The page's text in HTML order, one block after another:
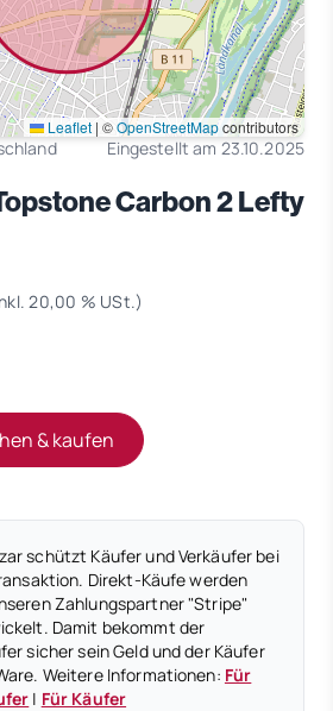
Leaflet | ©OpenStreetMapcontributors
Eingestellt am 23.10.2025
Carbon 2 Lefty
20,00 % USt.)
& kaufen
in neuem Tab)
in neuem Tab)
schützt Käufer und Verkäufer bei
Direkt-Käufe werden
Zahlungspartner "Stripe"
Damit bekommt der
sicher sein Geld und der Käufer
Weitere Informationen: Für
| Für Käufer